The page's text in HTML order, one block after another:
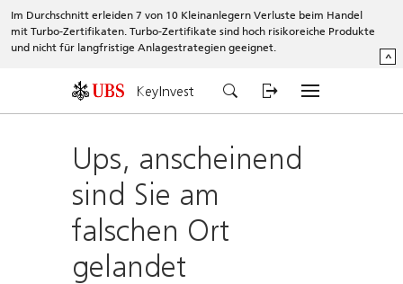
Im Durchschnitt erleiden 7 von 10 Kleinanlegern Verluste beim Handel
mit Turbo-Zertifikaten. Turbo-Zertifikate sind hoch risikoreiche Produkte
und nicht für langfristige Anlagestrategien geeignet.
^
KeyInvest
Ups, anscheinend
sind Sie am
falschen Ort
gelandet